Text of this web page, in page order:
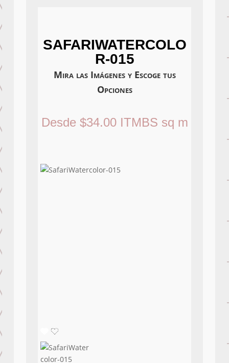
SAFARIWATERCOLO
R-015
Mira las Imágenes y Escoge tus
Opciones
Desde $34.00 ITMBS sq m